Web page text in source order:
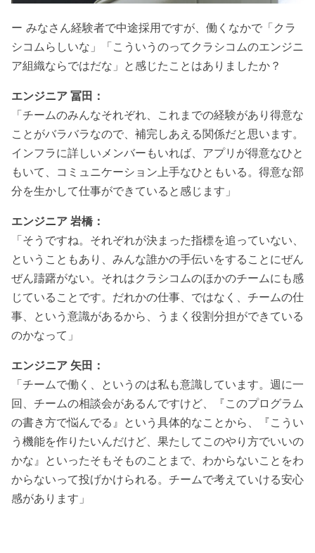
ー みなさん経験者で中途採用ですが、働くなかで「クラ
シコムらしいな」「こういうのってクラシコムのエンジニ
ア組織ならではだな」と感じたことはありましたか？
エンジニア 冨田：
「チームのみんなそれぞれ、これまでの経験があり得意な
ことがバラバラなので、補完しあえる関係だと思います。
インフラに詳しいメンバーもいれば、アプリが得意なひと
もいて、コミュニケーション上手なひともいる。得意な部
分を生かして仕事ができていると感じます」
エンジニア 岩橋：
「そうですね。それぞれが決まった指標を追っていない、
ということもあり、みんな誰かの手伝いをすることにぜん
ぜん躊躇がない。それはクラシコムのほかのチームにも感
じていることです。だれかの仕事、ではなく、チームの仕
事、という意識があるから、うまく役割分担ができている
のかなって」
エンジニア 矢田：
「チームで働く、というのは私も意識しています。週に一
回、チームの相談会があるんですけど、『このプログラム
の書き方で悩んでる』という具体的なことから、『こうい
う機能を作りたいんだけど、果たしてこのやり方でいいの
かな』といったそもそものことまで、わからないことをわ
からないって投げかけられる。チームで考えていける安心
感があります」